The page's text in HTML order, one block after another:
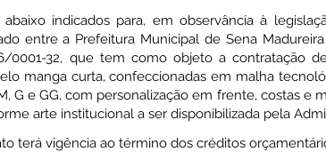
abaixo indicados para, em observância à
entre a Prefeitura Municipal de Sena
0001-32, que tem como objeto a contratação
manga curta, confeccionadas em malha
G e GG, com personalização em frente, costas
arte institucional a ser disponibilizada pela
terá vigência ao término dos créditos